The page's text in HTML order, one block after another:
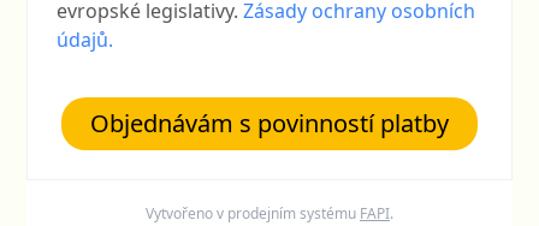
evropské legislativy.Zásady ochrany osobních
údajů.
Objednávám s povinností platby
Vytvořeno v prodejním systému FAPI.